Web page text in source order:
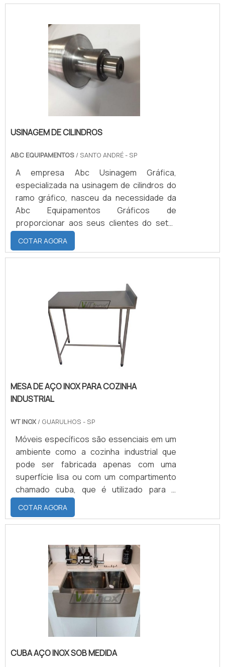
FAZEM DIFERENÇA NO MERCADOSão
mecânicos, Torno CNC, Fresadoras, soldas
e ferramentas de alta qualidade a fim de
proporcionar o melhor serviço possível.
Além da usinagem de cilindros.
USINAGEM DE CILINDROS
ABC EQUIPAMENTOS / SANTO ANDRÉ - SP
A empresa Abc Usinagem Gráfica,
especializada na usinagem de cilindros do
ramo gráfico, nasceu da necessidade da
Abc Equipamentos Gráficos de
proporcionar aos seus clientes do setor
gráfico o serviço completo em seus
cilindros, utilizando os melhores materiais e
ferramentas para confecção do produto
requisitada pelo cliente.USINAGEM EM
CILINDROS COM A REFERÊNCIA DO
MERCADODevido à alta demanda da Abc
Equipamentos Gráficos Ltda e da Nova Abc
Revestimento de C.
COTAR AGORA
MESA DE AÇO INOX PARA COZINHA
INDUSTRIAL
WT INOX / GUARULHOS - SP
Móveis específicos são essenciais em um
ambiente como a cozinha industrial que
pode ser fabricada apenas com uma
superfície lisa ou com um compartimento
chamado cuba, que é utilizado para o
armazenamento e manuseio de louças.
Devido ao seu tipo de demanda, é essencial
a utilização de móveis resistentes, por
industrial compõe esse tipo de ambiente
atendendo suas expectativas. Isso porque
a mesa de aço inox se apresenta como um
móvel de excelente resistência e.
COTAR AGORA
CUBA AÇO INOX SOB MEDIDA